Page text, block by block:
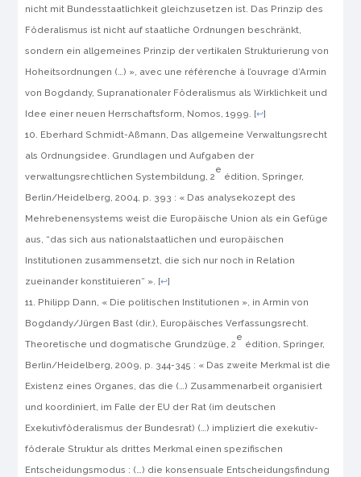
nicht mit Bundesstaatlichkeit gleichzusetzen ist. Das Prinzip des
Föderalismus ist nicht auf staatliche Ordnungen beschränkt,
sondern ein allgemeines Prinzip der vertikalen Strukturierung von
Hoheitsordnungen (…) », avec une référenche à l’ouvrage d’Armin
von Bogdandy, Supranationaler Föderalismus als Wirklichkeit und
Idee einer neuen Herrschaftsform, Nomos, 1999. [↩]
Eberhard Schmidt-Aßmann, Das allgemeine Verwaltungsrecht
als Ordnungsidee. Grundlagen und Aufgaben der
verwaltungsrechtlichen Systembildung, 2
e
édition, Springer,
Berlin/Heidelberg, 2004, p. 393 : « Das analysekozept des
Mehrebenensystems weist die Europäische Union als ein Gefüge
aus, “das sich aus nationalstaatlichen und europäischen
Institutionen zusammensetzt, die sich nur noch in Relation
zueinander konstituieren” ». [↩]
Philipp Dann, « Die politischen Institutionen », in Armin von
Bogdandy/Jürgen Bast (dir.), Europäisches Verfassungsrecht.
Theoretische und dogmatische Grundzüge, 2
e
édition, Springer,
Berlin/Heidelberg, 2009, p. 344-345 : « Das zweite Merkmal ist die
Existenz eines Organes, das die (…) Zusammenarbeit organisiert
und koordiniert, im Falle der EU der Rat (im deutschen
Exekutivföderalismus der Bundesrat) (…) impliziert die exekutiv-
föderale Struktur als drittes Merkmal einen spezifischen
Entscheidungsmodus : (…) die konsensuale Entscheidungsfindung